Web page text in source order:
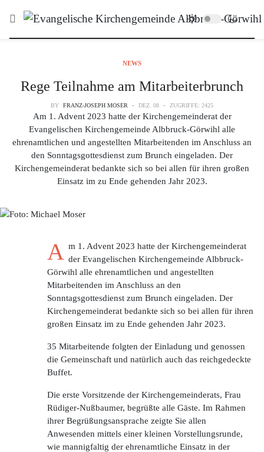
NEWS
Rege Teilnahme am Mitarbeiterbrunch
BY FRANZ-JOSEPH MOSER DEZ. 08 ZUGRIFFE: 2425
Am 1. Advent 2023 hatte der Kirchengemeinderat der
Evangelischen Kirchengemeinde Albbruck-Görwihl alle
ehrenamtlichen und angestellten Mitarbeitenden im Anschluss an
den Sonntagsgottesdienst zum Brunch eingeladen. Der
Kirchengemeinderat bedankte sich so bei allen für ihren großen
Einsatz im zu Ende gehenden Jahr 2023.
A m 1. Advent 2023 hatte der Kirchengemeinderat
der Evangelischen Kirchengemeinde Albbruck-
Görwihl alle ehrenamtlichen und angestellten
Mitarbeitenden im Anschluss an den
Sonntagsgottesdienst zum Brunch eingeladen. Der
Kirchengemeinderat bedankte sich so bei allen für ihren
großen Einsatz im zu Ende gehenden Jahr 2023.
35 Mitarbeitende folgten der Einladung und genossen
die Gemeinschaft und natürlich auch das reichgedeckte
Buffet.
Die erste Vorsitzende der Kirchengemeinderats, Frau
Rüdiger-Nußbaumer, begrüßte alle Gäste. Im Rahmen
ihrer Begrüßungsansprache zeigte Sie allen
Anwesenden mittels einer kleinen Vorstellungsrunde,
wie mannigfaltig der ehrenamtliche Einsatz in der